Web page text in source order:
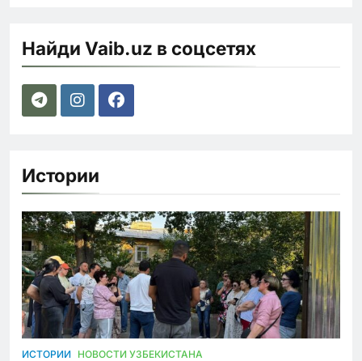
Найди Vaib.uz в соцсетях
Истории
ИСТОРИИ НОВОСТИ УЗБЕКИСТАНА